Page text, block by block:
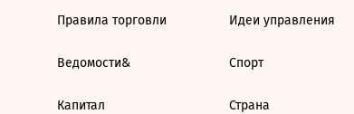
Правила торговли
Ведомости&
Капитал
Идеи управления
Спорт
Страна